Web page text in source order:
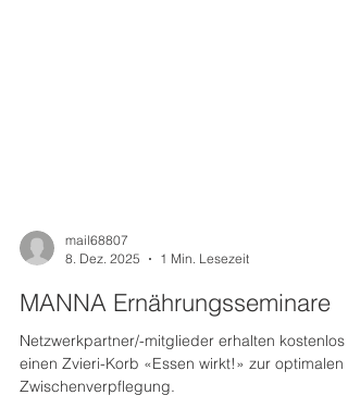
8. Dez. 2025
1 Min. Lesezeit
MANNA Ernährungsseminare